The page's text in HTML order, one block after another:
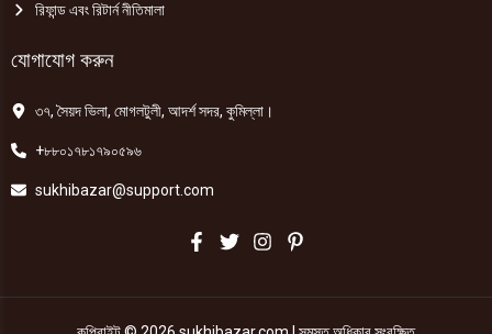
রিফান্ড এবং রিটার্ন নীতিমালা
যোগাযোগ করুন
৩৭, সৈয়দ ভিলা, মোগলটুলী, আদর্শ সদর, কুমিল্লা।
+৮৮০১৭৮১৭৯০৫৯৬
sukhibazar@support.com